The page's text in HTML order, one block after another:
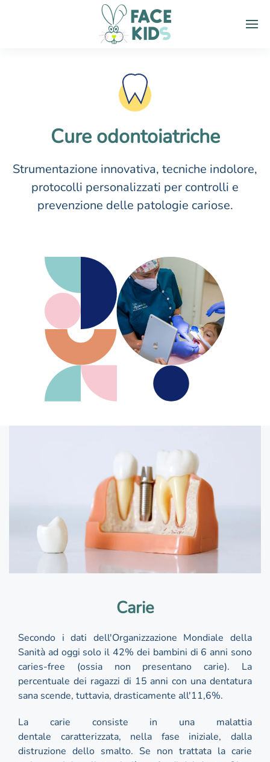
Cure odontoiatriche
Strumentazione innovativa, tecniche indolore,
protocolli personalizzati per controlli e
prevenzione delle patologie cariose.
Carie
Secondo i dati dell'Organizzazione Mondiale della
Sanità ad oggi solo il 42% dei bambini di 6 anni sono
caries-free (ossia non presentano carie). La
percentuale dei ragazzi di 15 anni con una dentatura
sana scende, tuttavia, drasticamente all'11,6%.
La carie consiste in una malattia
dentale caratterizzata, nella fase iniziale, dalla
distruzione dello smalto. Se non trattata la carie